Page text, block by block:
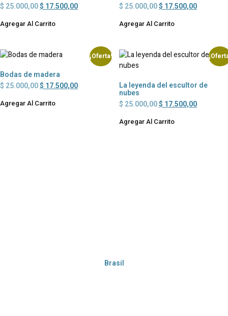
$ 25.000,00$ 17.500,00
Agregar Al Carrito
$ 25.000,00$ 17.500,00
Agregar Al Carrito
¡Oferta!
Bodas de madera
$ 25.000,00$ 17.500,00
Agregar Al Carrito
La leyenda del escultor de
nubes
$ 25.000,00$ 17.500,00
Agregar Al Carrito
Brasil